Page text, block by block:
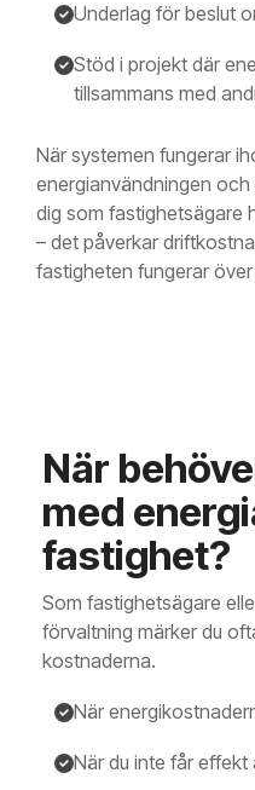
Underlag för beslut
Stöd i projekt där
tillsammans med
När systemen fungerar
energianvändningen
dig som fastighetsägare
– det påverkar
fastigheten fungerar över
När
med
fastighet?
Som fastighetsägare
förvaltning märker du
kostnaderna.
När
När du inte får